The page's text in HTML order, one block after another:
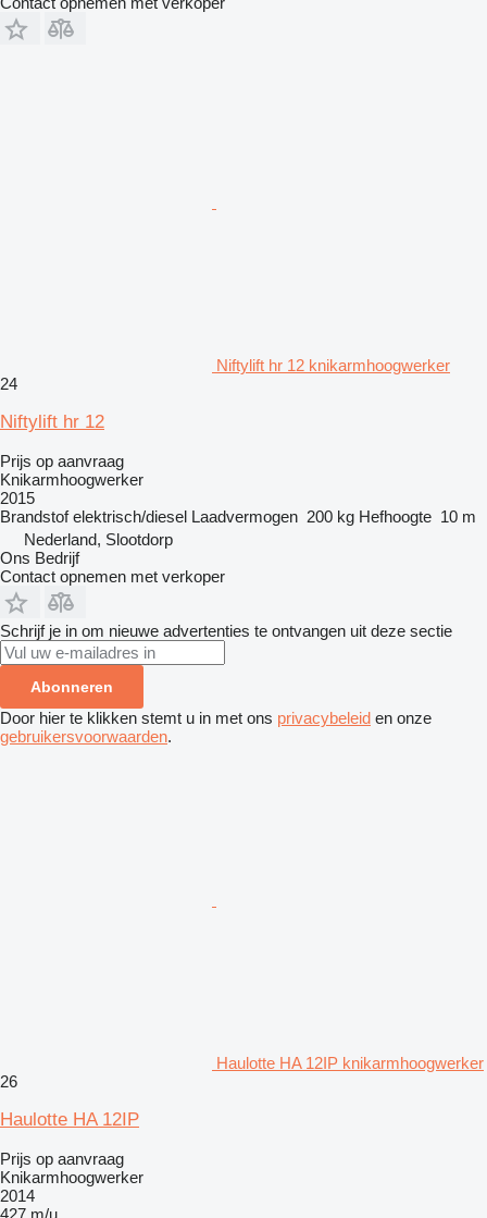
Niftylift hr 12 knikarmhoogwerker
24
Niftylift hr 12
Prijs op aanvraag
Knikarmhoogwerker
2015
Brandstof elektrisch/diesel Laadvermogen 200 kg Hefhoogte 10 m
Nederland, Slootdorp
Ons Bedrijf
Contact opnemen met verkoper
Schrijf je in om nieuwe advertenties te ontvangen uit deze sectie
Abonneren
Door hier te klikken stemt u in met ons privacybeleid en onze
gebruikersvoorwaarden.
Haulotte HA 12IP knikarmhoogwerker
26
Haulotte HA 12IP
Prijs op aanvraag
Knikarmhoogwerker
2014
427 m/u